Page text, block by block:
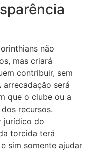
não
mas criará
contribuir, sem
será
que o clube ou a
recursos.
jurídico do
torcida terá
sim somente ajudar